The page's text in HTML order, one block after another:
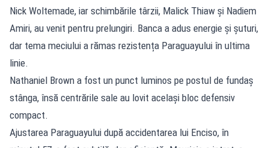
Nick Woltemade, iar schimbările târzii, Malick Thiaw și Nadiem
Amiri, au venit pentru prelungiri. Banca a adus energie și șuturi,
dar tema meciului a rămas rezistența Paraguayului în ultima
linie.
Nathaniel Brown a fost un punct luminos pe postul de fundaș
stânga, însă centrările sale au lovit același bloc defensiv
compact.
Ajustarea Paraguayului după accidentarea lui Enciso, în